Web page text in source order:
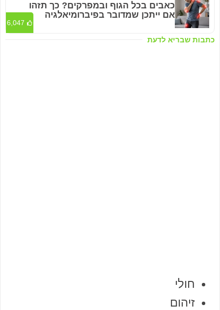
כתבות שבריא לדעת
כאבים בכל הגוף ובמפרקים? כך תזהו
אם ייתכן שמדובר בפיברומיאלגיה
6,047
חולי
זיהום